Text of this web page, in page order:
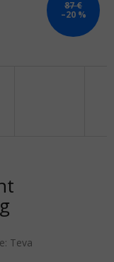
87 €
–20 %
von 5 Sternen.
Teva